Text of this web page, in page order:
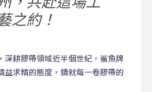
之約！
深耕膠帶領域近半個世紀，鯊魚牌
益求精的態度，鑄就每一卷膠帶的